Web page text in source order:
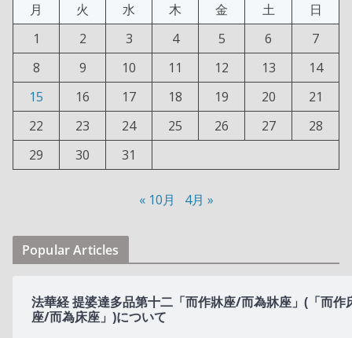
月
火 水 木 金 土
日
1
2 3 4 5 6
7
8
9 10 11 12 13
14
15
16 17 18 19 20
21
22
23 24 25 26 27
28
29
30 31
« 10月 4月 »
Popular Articles
法華経 提婆達多品第十二「而作牀座/而為牀座」(「而作
座/而為床座」)について